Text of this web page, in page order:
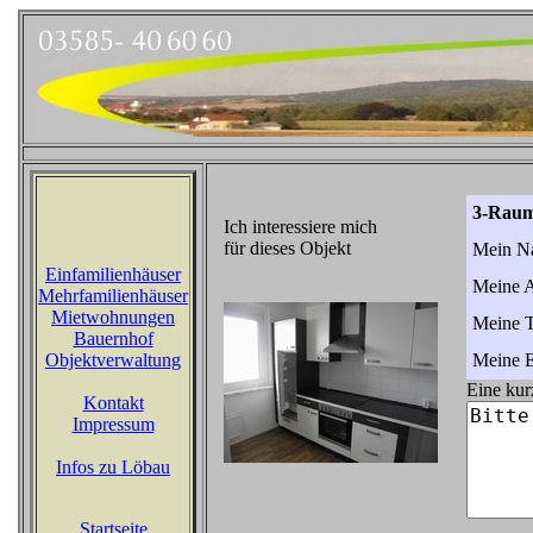
Einfamilienhäuser
Mehrfamilienhäuser
Mietwohnungen
Bauernhof
Objektverwaltung
Kontakt
Impressum
Infos zu Löbau
Startseite
Ich interessiere mich
für dieses Objekt
3-
Mein
Meine
Meine
Meine
Eine